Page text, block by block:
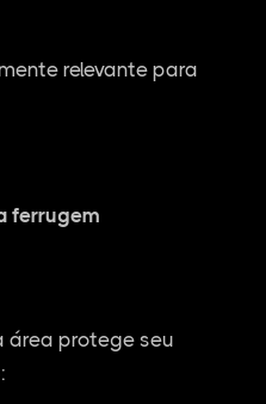
relevante para
ferrugem
área protege seu